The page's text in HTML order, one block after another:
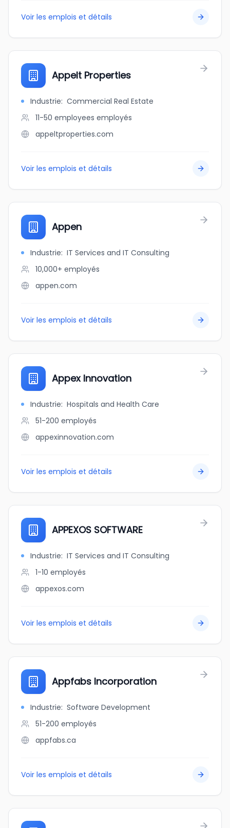
Voir les emplois et détails
Appelt Properties
Industrie: Commercial Real Estate
11-50 employees employés
appeltproperties.com
Voir les emplois et détails
Appen
Industrie: IT Services and IT Consulting
10,000+ employés
appen.com
Voir les emplois et détails
Appex Innovation
Industrie: Hospitals and Health Care
51-200 employés
appexinnovation.com
Voir les emplois et détails
APPEXOS SOFTWARE
Industrie: IT Services and IT Consulting
1-10 employés
appexos.com
Voir les emplois et détails
Appfabs Incorporation
Industrie: Software Development
51-200 employés
appfabs.ca
Voir les emplois et détails